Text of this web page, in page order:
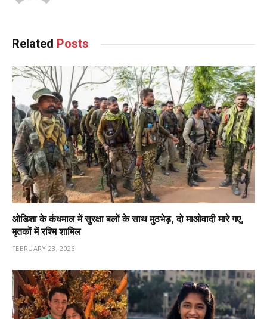
Related Posts
ओडिशा के कंधमाल में सुरक्षा बलों के साथ मुठभेड़, दो माओवादी मारे गए,
मृतकों में रश्मि शामिल
FEBRUARY 23, 2026